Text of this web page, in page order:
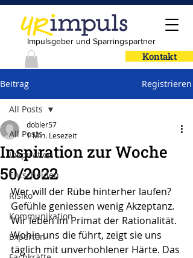
Impulsgeber und Sparringspartner
Kontakt
Beitrag Registrieren
All Posts
Inspiration
Entscheiden
Risiko
Kommunikation
Experten
All Posts
Inspiration zur Woche
50/2022
dobler57
1 Min. Lesezeit
Wer will der Rübe hinterher laufen?
Gefühle geniessen wenig Akzeptanz.
Wir leben im Primat der Rationalität.
Wohin uns die führt, zeigt sie uns
täglich mit unverhohlener Härte. Das